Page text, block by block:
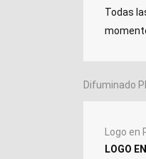
Todas
Difuminado
Logo en
LOGO